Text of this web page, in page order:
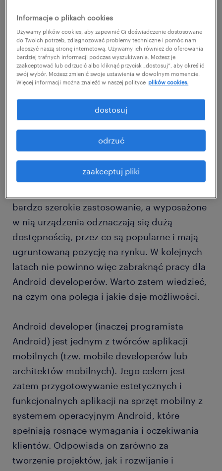
developer?
W branży IT funkcjonuje wiele różnorodnych
profesji. Współcześnie wyjątkowo ważny jest
zawód programisty aplikacji mobilnych.
Może on specjalizować się w tworzeniu
oprogramowania przeznaczonego na sprzęt z
jednym z popularnych systemów
operacyjnych. Wyjątkowo ciekawym
zawodem jest więc Android developer.
Osoby, które go wykonują, mają przed sobą
bardzo szerokie zastosowanie, a wyposażone
w nią urządzenia odznaczają się dużą
dostępnością, przez co są popularne i mają
ugruntowaną pozycję na rynku. W kolejnych
latach nie powinno więc zabraknąć pracy dla
Android developerów. Warto zatem wiedzieć,
na czym ona polega i jakie daje możliwości.
Android developer (inaczej programista
Android) jest jednym z twórców aplikacji
mobilnych (tzw. mobile developerów lub
architektów mobilnych). Jego celem jest
zatem przygotowywanie estetycznych i
funkcjonalnych aplikacji na sprzęt mobilny z
systemem operacyjnym Android, które
spełniają rosnące wymagania i oczekiwania
klientów. Odpowiada on zarówno za
tworzenie projektów, jak i rozwijanie i
Informacje o plikach cookies
Używamy plików cookies, aby zapewnić Ci doświadczenie dostosowane
do Twoich potrzeb, zdiagnozować problemy techniczne i pomóc nam
ulepszyć naszą stronę internetową. Używamy ich również do oferowania
bardziej trafnych informacji podczas wyszukiwania. Możesz je
zaakceptować lub odrzucić albo kliknąć przycisk „dostosuj”, aby określić
swój wybór. Możesz zmienić swoje ustawienia w dowolnym momencie.
Więcej informacji można znaleźć w naszej polityce plików cookies.
zaakceptuj pliki
odrzuć
dostosuj